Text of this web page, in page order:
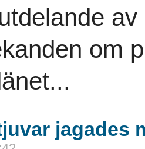
om
jagades